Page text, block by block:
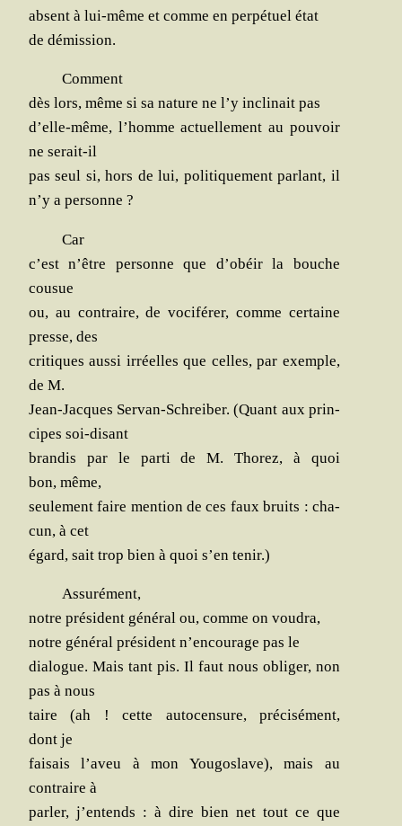
absent à lui-même et comme en per­pé­tuel état
de démission.
Com­ment
dès lors, même si sa nature ne l’y incli­nait pas
d’elle-même, l’homme actuel­le­ment au pou­voir
ne serait-il
pas seul si, hors de lui, poli­ti­que­ment par­lant, il
n’y a personne ?
Car
c’est n’être per­sonne que d’obéir la bouche
cousue
ou, au contraire, de voci­fé­rer, comme cer­taine
presse, des
cri­tiques aus­si irréelles que celles, par exemple,
de M.
Jean-Jacques Ser­van-Schrei­ber. (Quant aux prin­
cipes soi-disant
bran­dis par le par­ti de M. Tho­rez, à quoi
bon, même,
seule­ment faire men­tion de ces faux bruits : cha­
cun, à cet
égard, sait trop bien à quoi s’en tenir.)
Assu­ré­ment,
notre pré­sident géné­ral ou, comme on voudra,
notre géné­ral pré­sident n’encourage pas le
dia­logue. Mais tant pis. Il faut nous obli­ger, non
pas à nous
taire (ah ! cette auto­cen­sure, pré­ci­sé­ment,
dont je
fai­sais l’aveu à mon You­go­slave), mais au
contraire à
par­ler, j’entends : à dire bien net tout ce que